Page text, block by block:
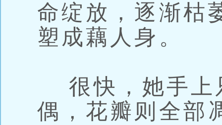
命绽放，逐渐枯
塑成藕人身。
很快，她手上
偶，花瓣则全部